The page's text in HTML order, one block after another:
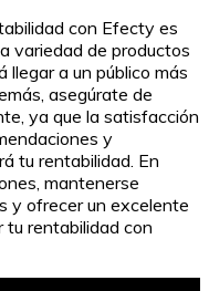
con Efecty es
variedad de productos
a un público más
asegúrate de
ya que la satisfacción
y
tu rentabilidad. En
mantenerse
y ofrecer un excelente
tu rentabilidad con